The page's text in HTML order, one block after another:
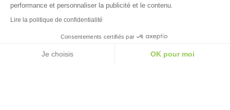
performance et personnaliser la publicité et le contenu.
Lire la politique de confidentialité
Consentements certifiés par
Je choisis
OK pour moi